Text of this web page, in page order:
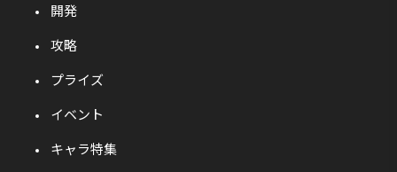
開発
攻略
プライズ
イベント
キャラ特集